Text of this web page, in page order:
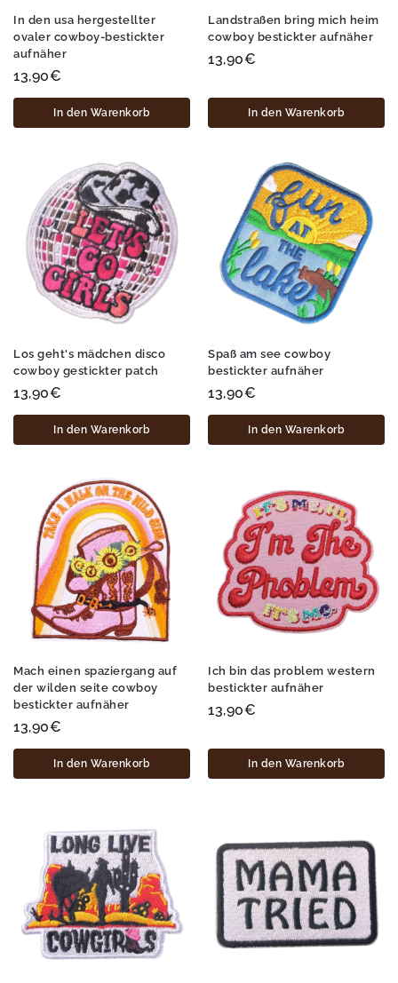
In den usa hergestellter
ovaler cowboy-bestickter
aufnäher
13,90€
In den Warenkorb
Landstraßen bring mich heim
cowboy bestickter aufnäher
13,90€
In den Warenkorb
Los geht's mädchen disco
cowboy gestickter patch
13,90€
In den Warenkorb
Spaß am see cowboy
bestickter aufnäher
13,90€
In den Warenkorb
Mach einen spaziergang auf
der wilden seite cowboy
bestickter aufnäher
13,90€
In den Warenkorb
Ich bin das problem western
bestickter aufnäher
13,90€
In den Warenkorb